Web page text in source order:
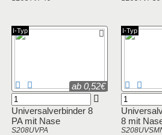
Universalverbinder 8
PA mit Nase
S208UVPA
ab 0,52€
I-Typ
8 mit
I-Typ